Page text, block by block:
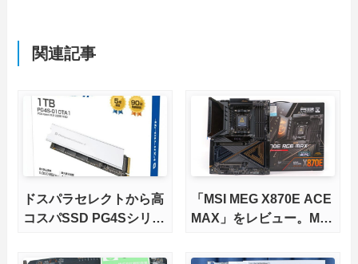
関連記事
ドスパラセレクトから高
コスパSSD PG4Sシリー
「MSI MEG X870E ACE
MAX」をレビュー。M.2
版X870Eマザーボードを